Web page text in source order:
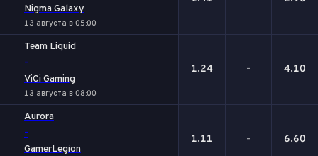
Nigma Galaxy
13 августа в 05:00
Team Liquid
-
ViCi Gaming
13 августа в 08:00
1.24 - 4.10
Aurora
-
GamerLegion
1.11 - 6.60